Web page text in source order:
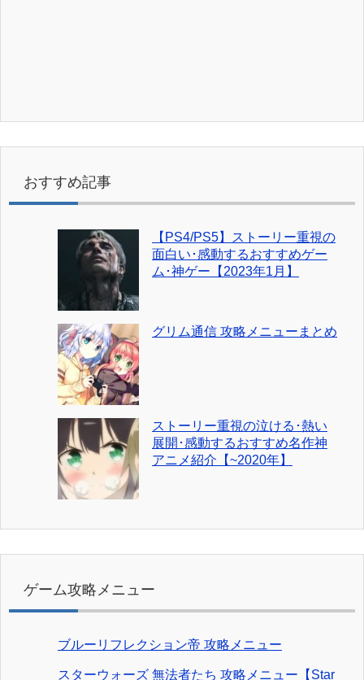
おすすめ記事
【PS4/PS5】ストーリー重視の
面白い･感動するおすすめゲー
ム･神ゲー【2023年1月】
グリム通信 攻略メニューまとめ
ストーリー重視の泣ける･熱い
展開･感動するおすすめ名作神
アニメ紹介【~2020年】
ゲーム攻略メニュー
ブルーリフレクション帝 攻略メニュー
スターウォーズ 無法者たち 攻略メニュー【Star